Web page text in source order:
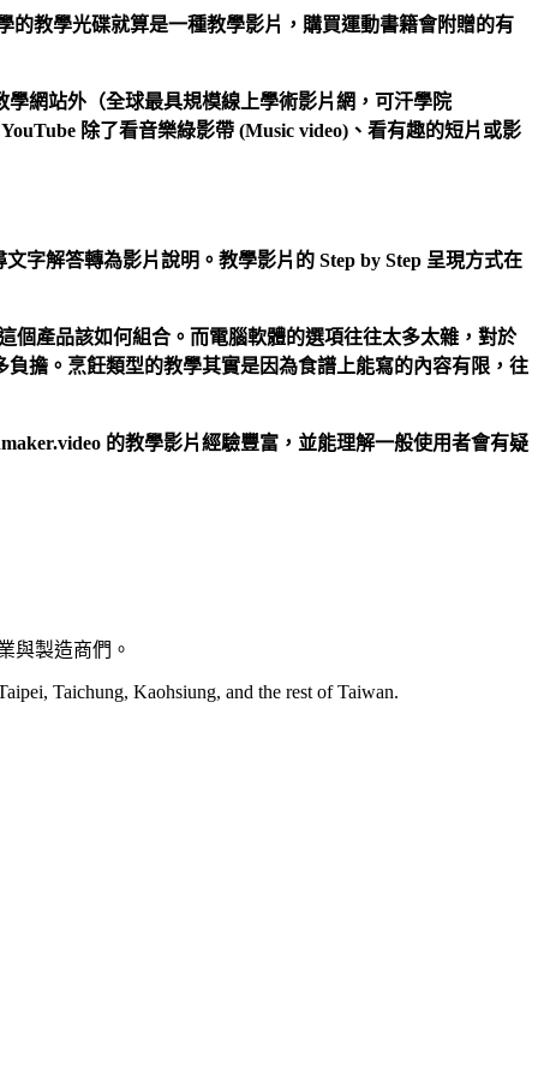
教學光碟就算是一種教學影片，購買運動書籍會附贈的有
網站外（全球最具規模線上學術影片網，可汗學院
除了看音樂綠影帶 (Music video)、看有趣的短片或影
字解答轉為影片說明。教學影片的 Step by Step 呈現方式在
個產品該如何組合。而電腦軟體的選項往往太多太雜，對於
擔。烹飪類型的教學其實是因為食譜上能寫的內容有限，往
的教學影片經驗豐富，並能理解一般使用者會有疑
與製造商們。
Taichung, Kaohsiung, and the rest of Taiwan.